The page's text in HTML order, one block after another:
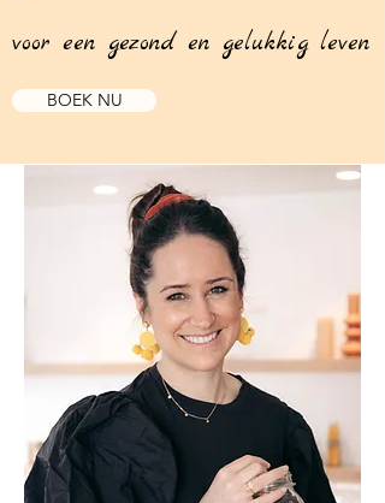
voor een gezond en gelukkig leven
BOEK NU